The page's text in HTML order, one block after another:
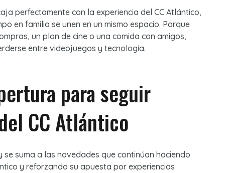
perfectamente con la experiencia del CC Atlántico,
en familia se unen en un mismo espacio. Porque
un plan de cine o una comida con amigos,
entre videojuegos y tecnología.
para seguir
CC Atlántico
se suma a las novedades que continúan haciendo
y reforzando su apuesta por experiencias